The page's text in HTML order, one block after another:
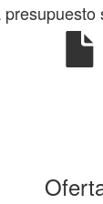
presupuesto